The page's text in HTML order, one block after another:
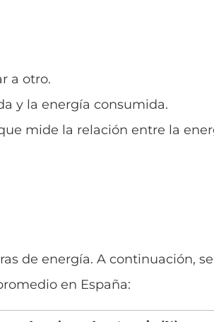
a otro.
y la energía consumida.
mide la relación entre la
de energía. A continuación,
en España: